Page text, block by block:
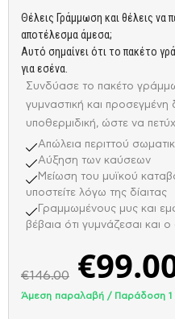
Θέλεις Γράμμωση και θέλεις να
αποτέλεσμα άμεσα;
Αυτό σημαίνει ότι το πακέτο
για εσένα.
Συνδύασε το πακέτο
γυμναστική και
υποθερμιδική, ώστε να
Απώλεια περιττού
Αύξηση των καύσεων
Μείωση του μυϊκού
υποστείτε λόγω της δίαιτας
Γραμμωμένους μυς και
βέβαια ότι γυμνάζεσαι και
€146.00 €
Άμεση παραλαβή / Παράδoση 1